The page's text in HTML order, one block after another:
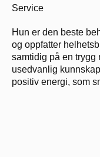
Service
Hun er den beste
og oppfatter
samtidig på en trygg
usedvanlig
positiv energi, som